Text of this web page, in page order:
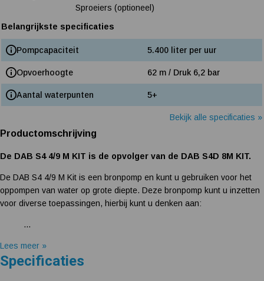
Sproeiers (optioneel)
Belangrijkste specificaties
Pompcapaciteit 5.400 liter per uur
Opvoerhoogte 62 m / Druk 6,2 bar
Aantal waterpunten 5+
Bekijk alle specificaties »
Productomschrijving
De DAB S4 4/9 M KIT is de opvolger van de DAB S4D 8M KIT.
De DAB S4 4/9 M Kit is een bronpomp en kunt u gebruiken voor het
oppompen van water op grote diepte. Deze bronpomp kunt u inzetten
voor diverse toepassingen, hierbij kunt u denken aan:
...
Lees meer »
Specificaties